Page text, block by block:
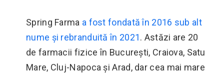
Spring Farma a fost fondată în 2016 sub alt
nume și rebranduită în 2021. Astăzi are 20
de farmacii fizice în București, Craiova, Satu
Mare, Cluj-Napoca și Arad, dar cea mai mare